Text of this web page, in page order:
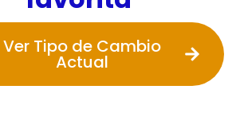
Ver Tipo de Cambio
Actual